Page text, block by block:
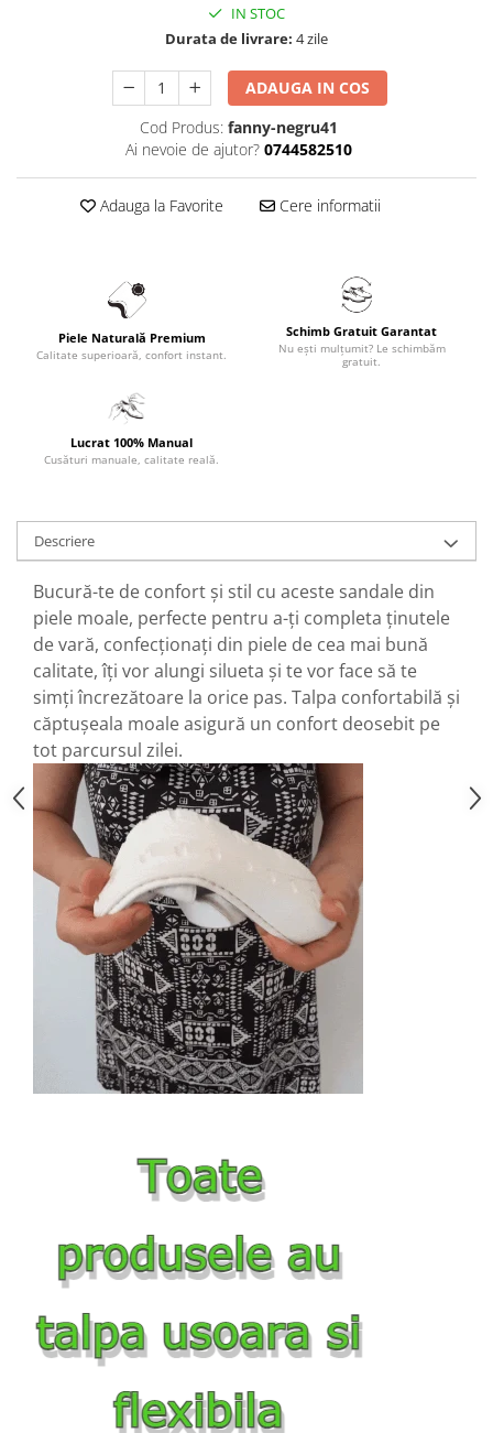
IN STOC
Durata de livrare: 4 zile
ADAUGA IN COS
Cod Produs: fanny-negru41
Ai nevoie de ajutor? 0744582510
Adauga la Favorite Cere informatii
Piele Naturală Premium
Calitate superioară, confort instant.
Schimb Gratuit Garantat
Nu ești mulțumit? Le schimbăm
gratuit.
Lucrat 100% Manual
Cusături manuale, calitate reală.
Descriere
Bucură-te de confort și stil cu aceste sandale din
piele moale, perfecte pentru a-ți completa ținutele
de vară, confecționați din piele de cea mai bună
calitate, îți vor alungi silueta și te vor face să te
simți încrezătoare la orice pas. Talpa confortabilă și
căptușeala moale asigură un confort deosebit pe
tot parcursul zilei.